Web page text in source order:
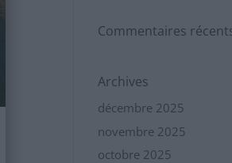
Commentaires
Archives
décembre 2025
novembre 2025
octobre 2025